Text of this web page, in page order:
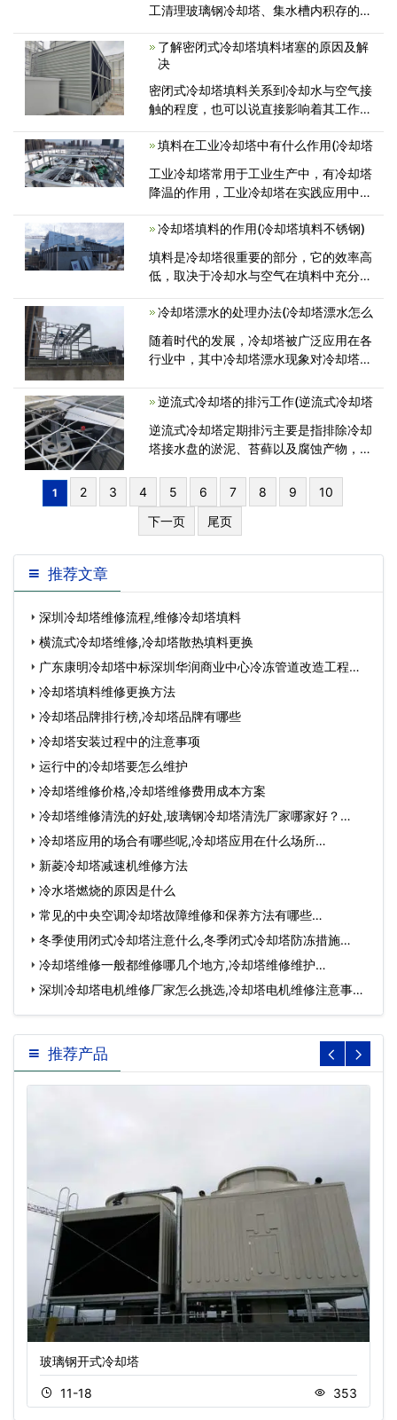
工清理玻璃钢冷却塔、集水槽内积存的垢
了解密闭式冷却塔填料堵塞的原因及解
决
密闭式冷却塔填料关系到冷却水与空气接
触的程度，也可以说直接影响着其工作效
填料在工业冷却塔中有什么作用(冷却塔
工业冷却塔常用于工业生产中，有冷却塔
降温的作用，工业冷却塔在实践应用中大
冷却塔填料的作用(冷却塔填料不锈钢)
填料是冷却塔很重要的部分，它的效率高
低，取决于冷却水与空气在填料中充分接
68℃，耐
冷却塔漂水的处理办法(冷却塔漂水怎么
随着时代的发展，冷却塔被广泛应用在各
行业中，其中冷却塔漂水现象对冷却塔运
逆流式冷却塔的排污工作(逆流式冷却塔
逆流式冷却塔定期排污主要是指排除冷却
塔接水盘的淤泥、苔藓以及腐蚀产物，减
1 2 3 4 5 6 7 8 9
10
下一页
尾页
推荐文章
深圳冷却塔维修流程,维修冷却塔填料
横流式冷却塔维修,冷却塔散热填料更换
广东康明冷却塔中标深圳华润商业中心冷冻管道改造工程…
冷却塔填料维修更换方法
冷却塔品牌排行榜,冷却塔品牌有哪些
冷却塔安装过程中的注意事项
运行中的冷却塔要怎么维护
冷却塔维修价格,冷却塔维修费用成本方案
冷却塔维修清洗的好处,玻璃钢冷却塔清洗厂家哪家好？…
冷却塔应用的场合有哪些呢,冷却塔应用在什么场所…
新菱冷却塔减速机维修方法
冷水塔燃烧的原因是什么
常见的中央空调冷却塔故障维修和保养方法有哪些…
冬季使用闭式冷却塔注意什么,冬季闭式冷却塔防冻措施…
冷却塔维修一般都维修哪几个地方,冷却塔维修维护…
深圳冷却塔电机维修厂家怎么挑选,冷却塔电机维修注意事
项…
推荐产品
玻璃钢开式冷却塔
11-18 353